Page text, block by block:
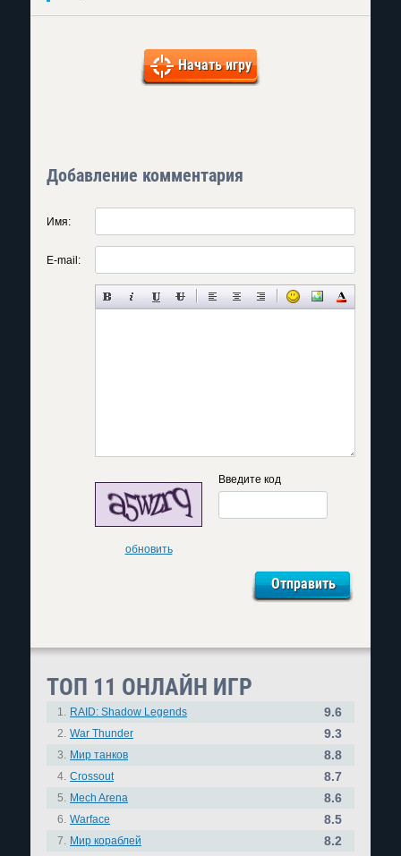
Начать игру
Добавление комментария
Имя:
E-mail:
обновить
Введите код
ТОП 11 ОНЛАЙН ИГР
1. RAID: Shadow Legends 9.6
2. War Thunder 9.3
3. Мир танков 8.8
4. Crossout 8.7
5. Mech Arena 8.6
6. Warface 8.5
7. Мир кораблей
8.2